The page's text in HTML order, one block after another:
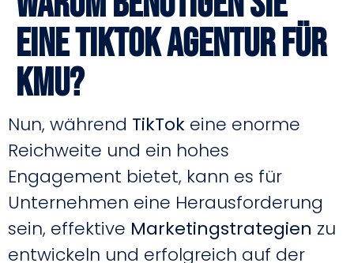
eine TIkTok Agentur für
KMU?
Nun, während TikTok eine enorme
Reichweite und ein hohes
Engagement bietet, kann es für
Unternehmen eine Herausforderung
sein, effektive Marketingstrategien zu
entwickeln und erfolgreich auf der